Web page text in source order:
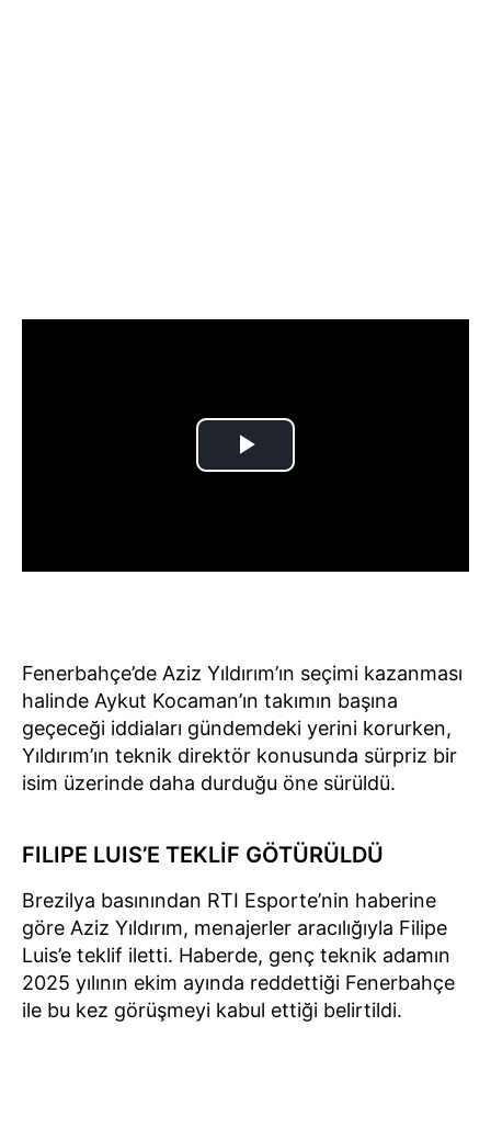
Fenerbahçe’de Aziz Yıldırım’ın seçimi kazanması
halinde Aykut Kocaman’ın takımın başına
geçeceği iddiaları gündemdeki yerini korurken,
Yıldırım’ın teknik direktör konusunda sürpriz bir
isim üzerinde daha durduğu öne sürüldü.
FILIPE LUIS’E TEKLİF GÖTÜRÜLDÜ
Brezilya basınından RTI Esporte’nin haberine
göre Aziz Yıldırım, menajerler aracılığıyla Filipe
Luis’e teklif iletti. Haberde, genç teknik adamın
2025 yılının ekim ayında reddettiği Fenerbahçe
ile bu kez görüşmeyi kabul ettiği belirtildi.